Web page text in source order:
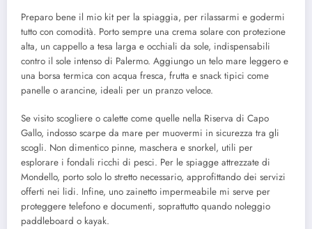
Preparo bene il mio kit per la spiaggia, per rilassarmi e godermi
tutto con comodità. Porto sempre una crema solare con protezione
alta, un cappello a tesa larga e occhiali da sole, indispensabili
contro il sole intenso di Palermo. Aggiungo un telo mare leggero e
una borsa termica con acqua fresca, frutta e snack tipici come
panelle o arancine, ideali per un pranzo veloce.
Se visito scogliere o calette come quelle nella Riserva di Capo
Gallo, indosso scarpe da mare per muovermi in sicurezza tra gli
scogli. Non dimentico pinne, maschera e snorkel, utili per
esplorare i fondali ricchi di pesci. Per le spiagge attrezzate di
Mondello, porto solo lo stretto necessario, approfittando dei servizi
offerti nei lidi. Infine, uno zainetto impermeabile mi serve per
proteggere telefono e documenti, soprattutto quando noleggio
paddleboard o kayak.